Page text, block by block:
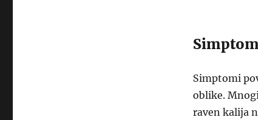
Simptomi
oblike.
raven kalija